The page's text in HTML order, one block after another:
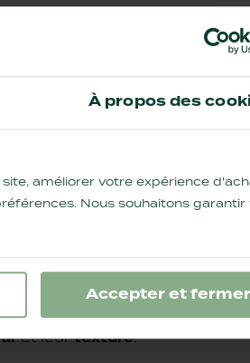
À propos des
améliorer votre expérience
Nous souhaitons garantir
Accepter et fermer
de l'ingrédient d'origine
ILS LES FRIANDISES
alimentaires. Certains
tel succès auprès de
et leurtexture.